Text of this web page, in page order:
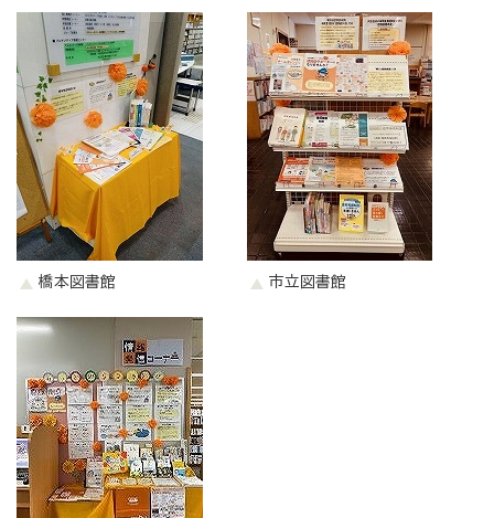
橋本図書館 市立図書館